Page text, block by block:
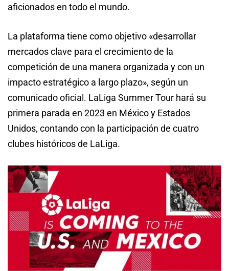
aficionados en todo el mundo.
La plataforma tiene como objetivo «desarrollar
mercados clave para el crecimiento de la
competición de una manera organizada y con un
impacto estratégico a largo plazo», según un
comunicado oficial. LaLiga Summer Tour hará su
primera parada en 2023 en México y Estados
Unidos, contando con la participación de cuatro
clubes históricos de LaLiga.